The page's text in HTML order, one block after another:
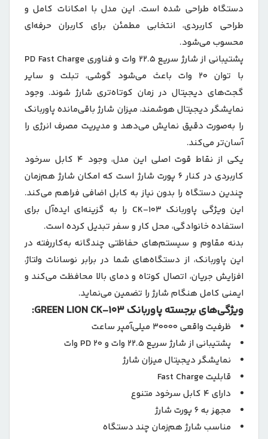
دستگاه طراحی شده است. این مدل با امکانات کامل و
طراحی کاربردی، انتخابی مطمئن برای کاربران حرفه‌ای
محسوب می‌شود.
پشتیبانی از شارژ سریع 22.5 وات و فناوری PD Fast Charge
با توان 20 وات باعث می‌شود گوشی، تبلت و سایر
گجت‌های دیجیتال در زمان کوتاه‌تری شارژ شوند. وجود
نمایشگر دیجیتال هوشمند، میزان شارژ باقی‌مانده پاوربانک
را به‌صورت دقیق نمایش می‌دهد و مدیریت مصرف انرژی را
آسان‌تر می‌کند.
یکی از نقاط قوت اصلی این مدل، وجود 4 کابل سرخود
کاربردی در کنار 6 پورت شارژ است که امکان شارژ هم‌زمان
چندین دستگاه را بدون نیاز به کابل اضافی فراهم می‌کند.
این ویژگی پاوربانک CK-103 را به گزینه‌ای ایده‌آل برای
استفاده خانوادگی، محل کار و سفر تبدیل کرده است.
بدنه مقاوم و سیستم‌های حفاظتی چندگانه به‌کاررفته در
این پاوربانک، از دستگاه‌های شما در برابر نوسانات ولتاژ،
افزایش جریان، اتصال کوتاه و دمای بالا محافظت می‌کند و
ایمنی کامل هنگام شارژ را تضمین می‌نماید.
ویژگی‌های برجسته پاوربانک GREEN LION CK-103:
ظرفیت واقعی 30000 میلی‌آمپر ساعت
پشتیبانی از شارژ سریع 22.5 وات و PD 20 وات
نمایشگر دیجیتال میزان شارژ
قابلیت Fast Charge
دارای 4 کابل سرخود متنوع
مجهز به 6 پورت شارژ
مناسب شارژ هم‌زمان چند دستگاه